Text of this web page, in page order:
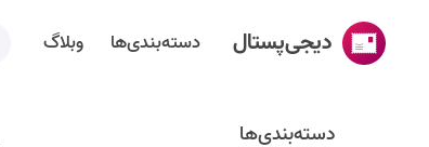
دیجی‌پستال دسته‌بندی‌ها وبلاگ
دسته‌بندی‌ها